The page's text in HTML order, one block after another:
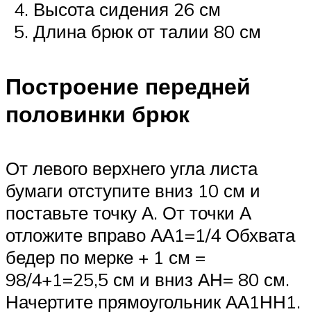
Высота сидения 26 см
Длина брюк от талии 80 см
Построение передней
половинки брюк
От левого верхнего угла листа
бумаги отступите вниз 10 см и
поставьте точку А. От точки А
отложите вправо АА1=1/4 Обхвата
бедер по мерке + 1 см =
98/4+1=25,5 см и вниз АН= 80 см.
Начертите прямоугольник АА1НН1.